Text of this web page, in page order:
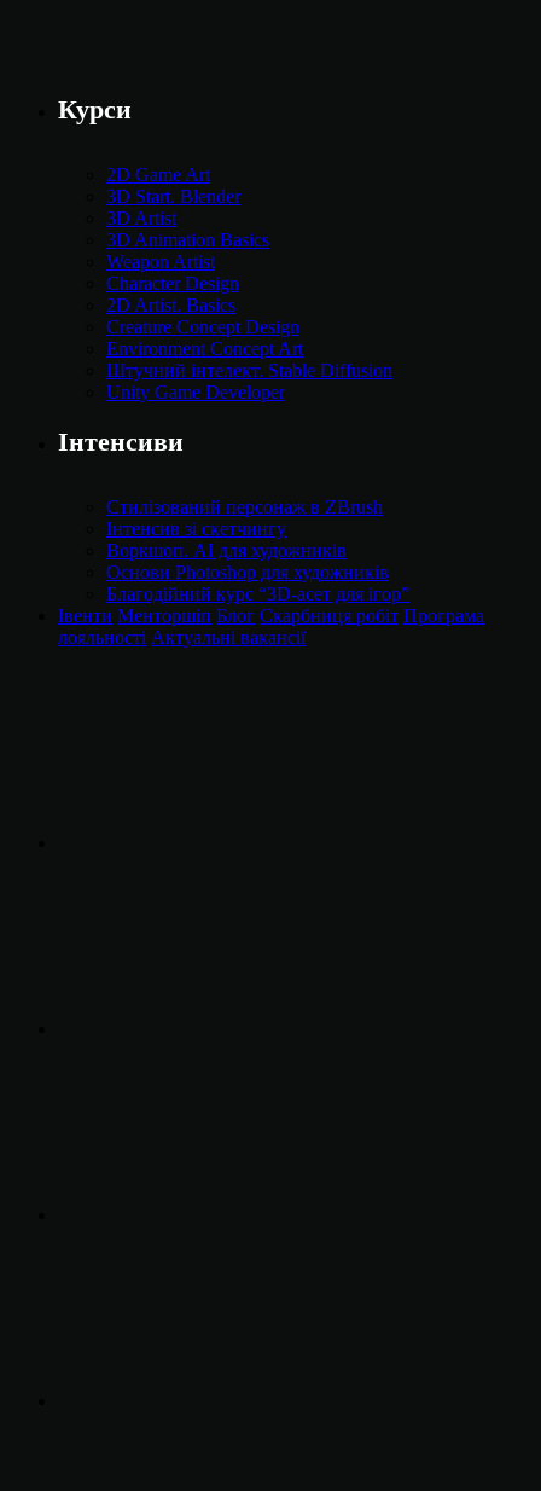
Курси
2D Game Art
3D Start. Blender
3D Artist
3D Animation Basics
Weapon Artist
Character Design
2D Artist. Basics
Creature Concept Design
Environment Concept Art
Штучний інтелект. Stable Diffusion
Unity Game Developer
Інтенсиви
Стилізований персонаж в ZBrush
Інтенсив зі скетчингу
Воркшоп. AI для художників
Основи Photoshop для художників
Благодійний курс “3D-асет для ігор”
Івенти Менторшіп Блог Скарбниця робіт Програма
лояльності Актуальні вакансії